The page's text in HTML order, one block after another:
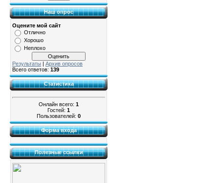
Наш опрос
Оцените мой сайт
Отлично
Хорошо
Неплохо
Результаты | Архив опросов
Всего ответов: 139
Статистика
Онлайн всего: 1
Гостей: 1
Пользователей: 0
Форма входа
Полезные ссылки